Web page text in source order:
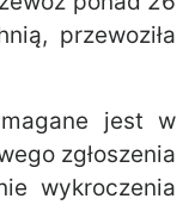
przewoziła
jest w
zgłoszenia
wykroczenia